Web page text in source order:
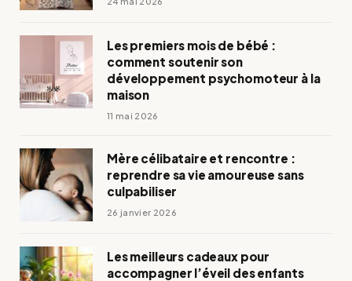
Les premiers mois de bébé :
comment soutenir son
développement psychomoteur à la
maison
11 mai 2026
Mère célibataire et rencontre :
reprendre sa vie amoureuse sans
culpabiliser
26 janvier 2026
Les meilleurs cadeaux pour
accompagner l’éveil des enfants